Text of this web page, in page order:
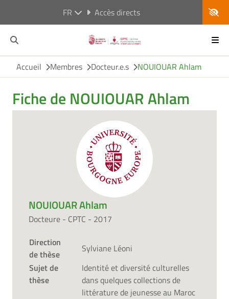
FR Accès directs
Accueil Membres Docteur.e.s NOUIOUAR Ahlam
Fiche de NOUIOUAR Ahlam
NOUIOUAR Ahlam
Docteure - CPTC - 2017
Direction
de thèse
Sylviane Léoni
Sujet de
thèse
Identité et diversité culturelles
dans quelques collections de
littérature de jeunesse au Maroc